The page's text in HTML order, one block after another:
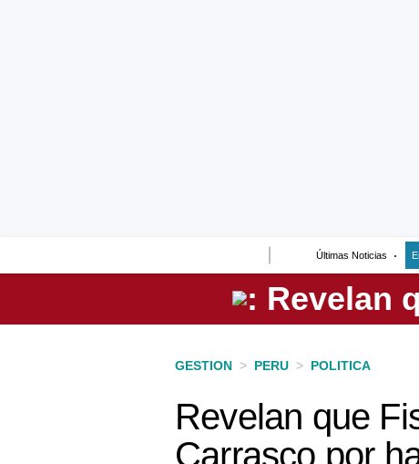
Últimas Noticias
Perú
GESTION > PERU > POLITICA
Revelan que
Carrasco por